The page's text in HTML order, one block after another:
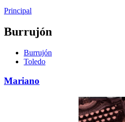
Principal
Burrujón
Burrujón
Toledo
Mariano